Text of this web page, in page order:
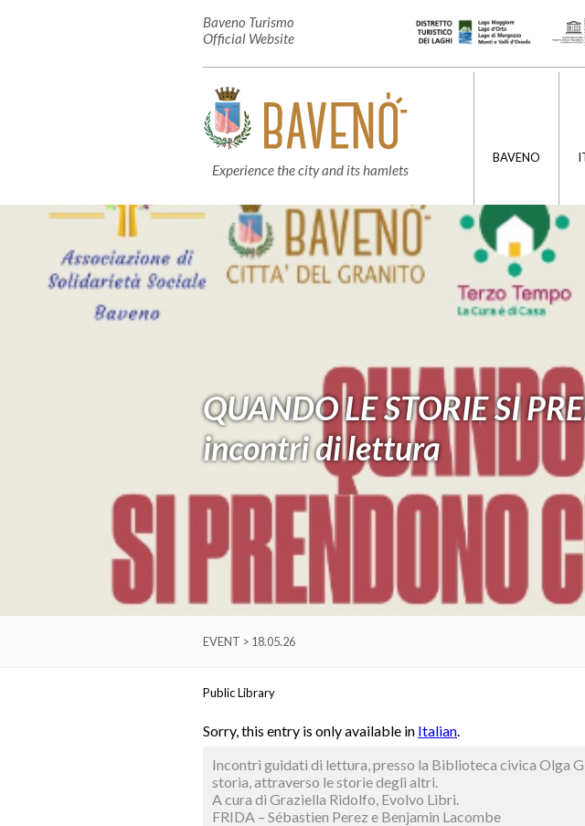
Baveno Turismo
Official Website
Experience the city and its hamlets
BAVENO
QUANDO LE STORIE SI
incontri di lettura
EVENT > 18.05.26
Public Library
Sorry, this entry is only available in Italian.
Incontri guidati di lettura, presso la Biblioteca civica Olga
storia, attraverso le storie degli altri.
A cura di Graziella Ridolfo, Evolvo Libri.
FRIDA – Sébastien Perez e Benjamin Lacombe